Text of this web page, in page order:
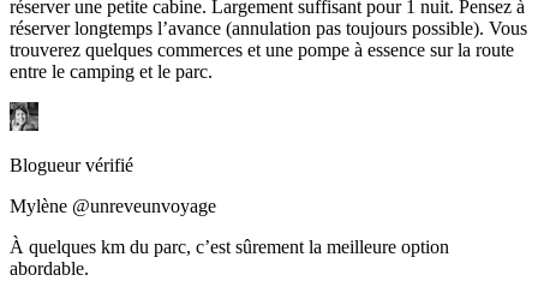
réserver une petite cabine. Largement suffisant pour 1 nuit. Pensez à
réserver longtemps l’avance (annulation pas toujours possible). Vous
trouverez quelques commerces et une pompe à essence sur la route
entre le camping et le parc.
Blogueur vérifié
Mylène @unreveunvoyage
À quelques km du parc, c’est sûrement la meilleure option
abordable.